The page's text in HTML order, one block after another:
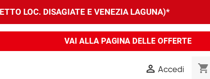
LOC. DISAGIATE E VENEZIA LAGUNA)*
VAI ALLA PAGINA DELLE OFFERTE
 Accedi shopping_cart